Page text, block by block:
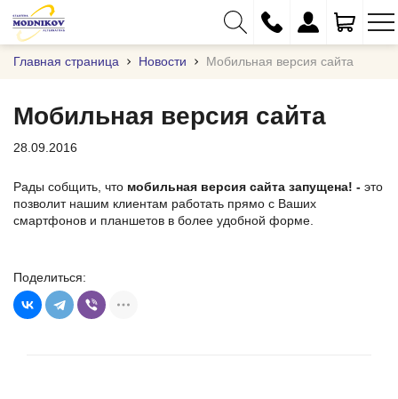
+375 (17) 373-97-09
+375 (29) 262-61-18
Главная страница Новости Мобильная версия сайта
Мобильная версия сайта
28.09.2016
Рады собщить, что мобильная версия сайта запущена! - это
позволит нашим клиентам работать прямо с Ваших
смартфонов и планшетов в более удобной форме.
Поделиться: